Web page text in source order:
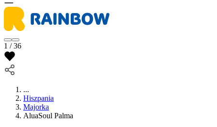
1 / 36
...
Hiszpania
Majorka
AluaSoul Palma